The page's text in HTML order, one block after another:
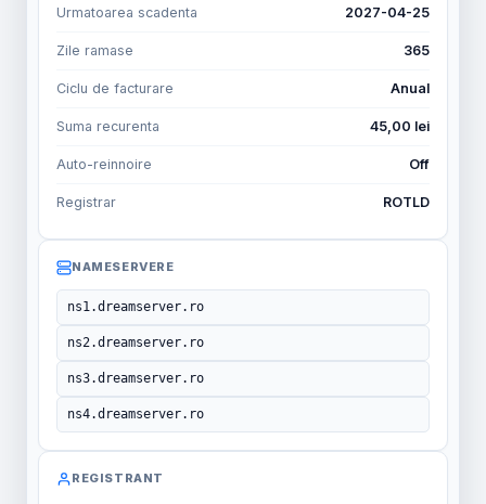
Urmatoarea scadenta 2027-04-25
Zile ramase 365
Ciclu de facturare Anual
Suma recurenta 45,00 lei
Auto-reinnoire Off
Registrar ROTLD
NAMESERVERE
ns1.dreamserver.ro
ns2.dreamserver.ro
ns3.dreamserver.ro
ns4.dreamserver.ro
REGISTRANT